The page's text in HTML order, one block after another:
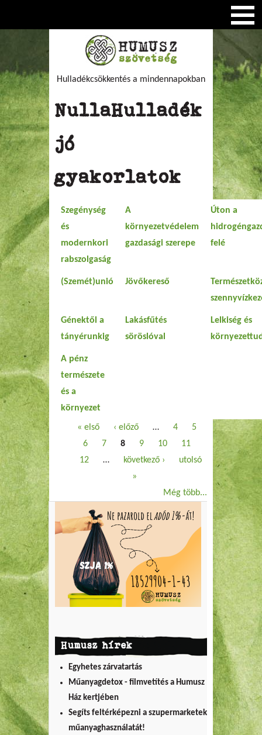
Hulladékcsökkentés a mindennapokban
NullaHulladék
jó
gyakorlatok
Szegénység
és
modernkori
rabszolgaság
A
környezetvédelem
gazdasági szerepe
Úton a
felé
(Szemét)unió Jövőkereső
Génektől a
tányérunkig
Lakásfűtés
söröslóval
Lelkiség és
A pénz
természete
és a
környezet
Oldalak« első ‹ előző … 4
5
6
7 8 9 10
11
12
… következő ›
utolsó
»
Még több...
Humusz hírek
Egyhetes zárvatartás
Műanyagdetox - filmvetítés a Humusz
Ház kertjében
Segíts feltérképezni a szupermarketek
műanyaghasználatát!